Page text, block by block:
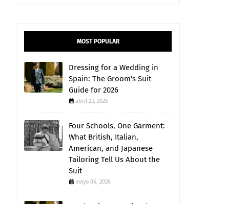
MOST POPULAR
Dressing for a Wedding in
Spain: The Groom's Suit
Guide for 2026
abril 23, 2026
Four Schools, One Garment:
What British, Italian,
American, and Japanese
Tailoring Tell Us About the
Suit
mayo 06, 2026